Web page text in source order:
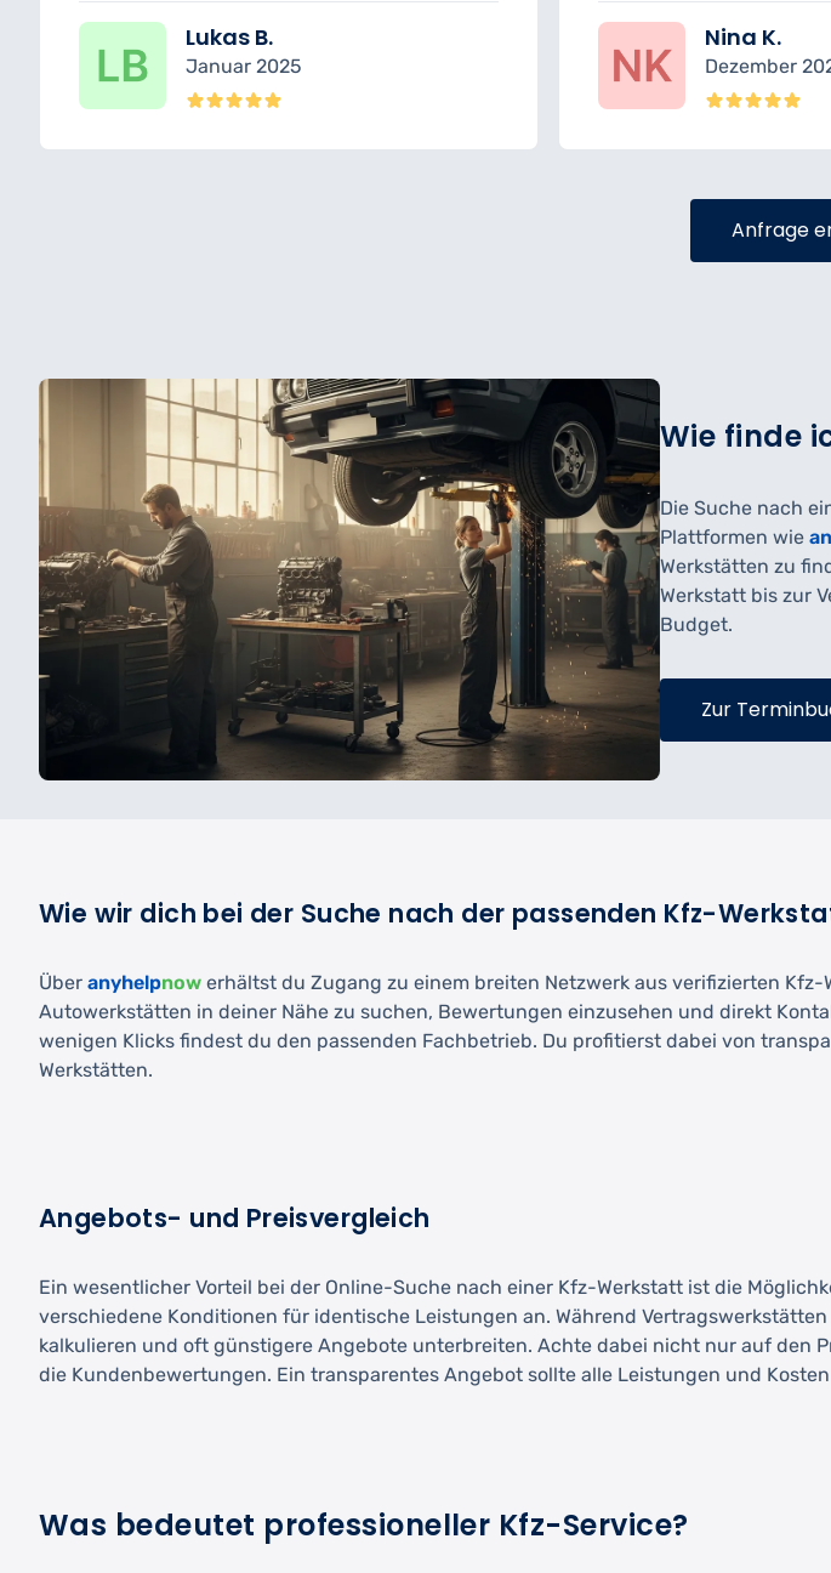
Lukas B.
Januar 2025
Nina K.
Dezember
Anfrage
Wie finde
Die Suche nach
Plattformen wie
Werkstätten zu
Werkstatt bis zur
Budget.
Zur
Wie wir dich bei der Suche nach der passenden Kfz-
Über anyhelpnow erhältst du Zugang zu einem breiten Netzwerk aus verifizierten
Autowerkstätten in deiner Nähe zu suchen, Bewertungen einzusehen und direkt
wenigen Klicks findest du den passenden Fachbetrieb. Du profitierst dabei von
Werkstätten.
Angebots- und Preisvergleich
Ein wesentlicher Vorteil bei der Online-Suche nach einer Kfz-Werkstatt ist die
verschiedene Konditionen für identische Leistungen an. Während
kalkulieren und oft günstigere Angebote unterbreiten. Achte dabei nicht nur auf den
die Kundenbewertungen. Ein transparentes Angebot sollte alle Leistungen und
Was bedeutet professioneller Kfz-Service?